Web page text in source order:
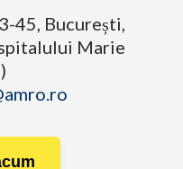
45, București,
Marie